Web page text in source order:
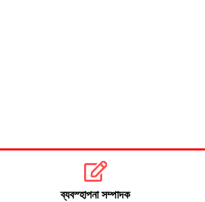
ঢামেকে ৩ ঘন্টা অবরুদ্ধ: শান্তা ফারজানাসহ
৬ জন পুলিশ হেফাজতে
ব্যবস্হাপনা সম্পাদক